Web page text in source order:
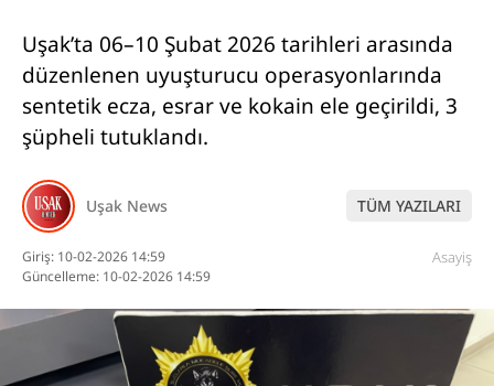
SPOR
SİYASET
UŞAK’TA BUGÜN VEFAT EDENLER
BÖLGESEL HABERLER
DİĞER
Uşak’ta 06–10 Şubat 2026 tarihleri arasında
düzenlenen uyuşturucu operasyonlarında
sentetik ecza, esrar ve kokain ele geçirildi, 3
şüpheli tutuklandı.
Uşak News TÜM YAZILARI
Giriş: 10-02-2026 14:59
Güncelleme: 10-02-2026 14:59
Asayiş